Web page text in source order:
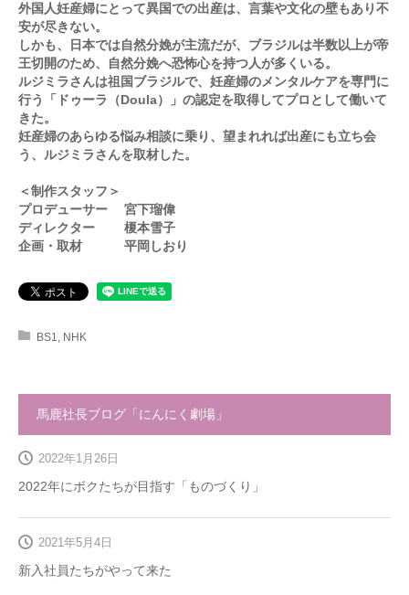
外国人妊産婦にとって異国での出産は、言葉や文化の壁もあり不
安が尽きない。
しかも、日本では自然分娩が主流だが、ブラジルは半数以上が帝
王切開のため、自然分娩へ恐怖心を持つ人が多くいる。
ルジミラさんは祖国ブラジルで、妊産婦のメンタルケアを専門に
行う「ドゥーラ（Doula）」の認定を取得してプロとして働いて
きた。
妊産婦のあらゆる悩み相談に乗り、望まれれば出産にも立ち会
う、ルジミラさんを取材した。
＜制作スタッフ＞
プロデューサー 宮下瑠偉
ディレクター 榎本雪子
企画・取材 平岡しおり
BS1, NHK
馬鹿社長ブログ「にんにく劇場」
2022年にボクたちが目指す「ものづくり」
2022年1月26日
新入社員たちがやって来た
2021年5月4日